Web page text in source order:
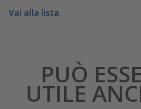
Vai alla lista
PUÒ
UTILE